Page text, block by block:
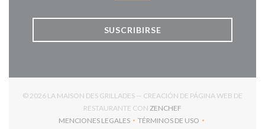
SUSCRIBIRSE
© 2026 LA MAISON DES GRILLADES — CREACIÓN DE PÁGINA WEB DE
RESTAURANTE CON ZENCHEF
MENCIONES LEGALES
((ABRE EN UNA NUEVA VENTANA))
TÉRMINOS DE USO
((ABRE EN UNA NUEVA